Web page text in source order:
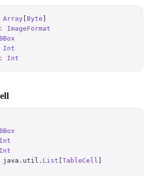
Array Byte
:
ImageFormat
Int
: Int
java.util. List TableCell